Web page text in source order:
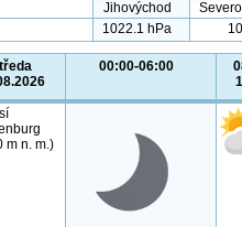
1022.1 hPa
00:00-06:00
m n. m.)